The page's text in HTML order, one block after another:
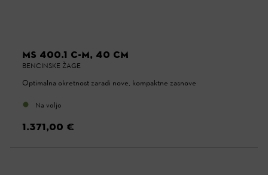
MS 400.1 C-M, 40 CM
BENCINSKE ŽAGE
Optimalna okretnost zaradi nove, kompaktne zasnove
Na voljo
1.371,00 €